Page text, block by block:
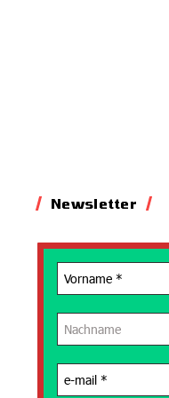
Newsletter